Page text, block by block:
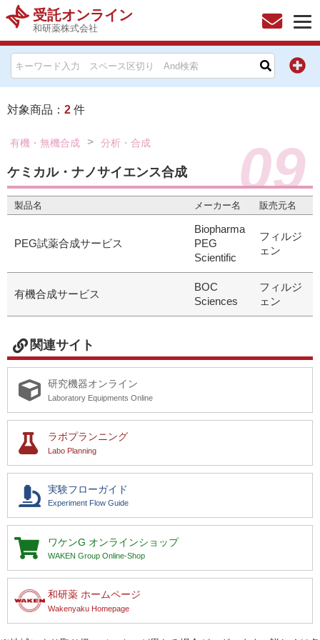
受託オンライン
和研薬株式会社
対象商品： 2 件
有機・無機合成 分析・合成
ケミカル・ナノサイエンス合成 09
製品名 メーカー名 販売元名
PEG試薬合成サービス
Biopharma
PEG
Scientific
フィルジ
ェン
有機合成サービス
BOC
Sciences
フィルジ
ェン
関連サイト
研究機器オンライン
Laboratory Equipments Online
ラボプランニング
Labo Planning
実験フローガイド
Experiment Flow Guide
ワケンG オンラインショップ
WAKEN Group Online-Shop
和研薬 ホームページ
Wakenyaku Homepage
HOME
キャンペーン情報一覧
製品カテゴリー一覧
メーカー別索引
ご利用ガイド
ラボプランニング
実験フローガイド
ワケンG オンラインショップ
和研薬 ホームページ